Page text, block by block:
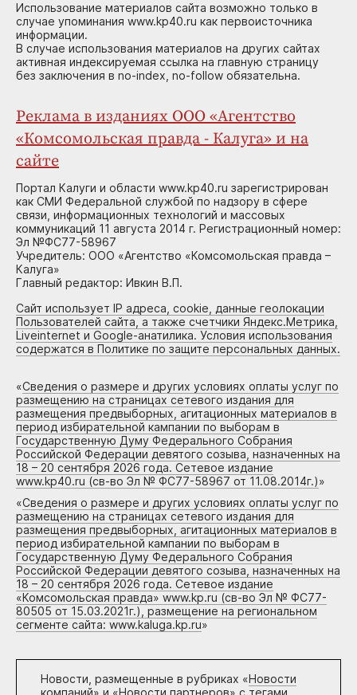
Использование материалов сайта возможно только в
случае упоминания www.kp40.ru как первоисточника
информации.
В случае использования материалов на других сайтах
активная индексируемая ссылка на главную страницу
без заключения в no-index, no-follow обязательна.
Реклама в изданиях ООО «Агентство
«Комсомольская правда - Калуга» и на
сайте
Портал Калуги и области www.kp40.ru зарегистрирован
как СМИ Федеральной службой по надзору в сфере
связи, информационных технологий и массовых
коммуникаций 11 августа 2014 г. Регистрационный номер:
Эл №ФС77-58967
Учредитель: ООО «Агентство «Комсомольская правда –
Калуга»
Главный редактор: Ивкин В.П.
Сайт использует IP адреса, cookie, данные геолокации
Пользователей сайта, а также счетчики Яндекс.Метрика,
Liveinternet и Google-анатилика. Условия использования
содержатся в Политике по защите персональных данных.
«Сведения о размере и других условиях оплаты услуг по
размещению на страницах сетевого издания для
размещения предвыборных, агитационных материалов в
период избирательной кампании по выборам в
Государственную Думу Федерального Собрания
Российской Федерации девятого созыва, назначенных на
18 – 20 сентября 2026 года. Сетевое издание
www.kp40.ru (св-во Эл № ФС77-58967 от 11.08.2014г.)»
«Сведения о размере и других условиях оплаты услуг по
размещению на страницах сетевого издания для
размещения предвыборных, агитационных материалов в
период избирательной кампании по выборам в
Государственную Думу Федерального Собрания
Российской Федерации девятого созыва, назначенных на
18 – 20 сентября 2026 года. Сетевое издание
«Комсомольская правда» www.kp.ru (св-во Эл № ФС77-
80505 от 15.03.2021г.), размещение на региональном
сегменте сайта: www.kaluga.kp.ru»
Новости, размещенные в рубриках «Новости
компаний» и «Новости партнеров» с тегами